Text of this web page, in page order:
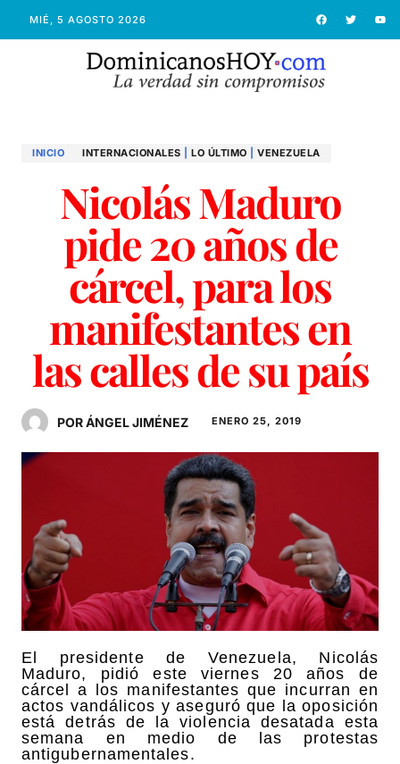
MIÉ, 5 AGOSTO 2026
INICIO INTERNACIONALES LO ÚLTIMO VENEZUELA
Nicolás Maduro
pide 20 años de
cárcel, para los
manifestantes en
las calles de su país
POR ÁNGEL JIMÉNEZ ENERO 25, 2019
El presidente de Venezuela, Nicolás
Maduro, pidió este viernes 20 años de
cárcel a los manifestantes que incurran en
actos vandálicos y aseguró que la oposición
está detrás de la violencia desatada esta
semana en medio de las protestas
antigubernamentales.